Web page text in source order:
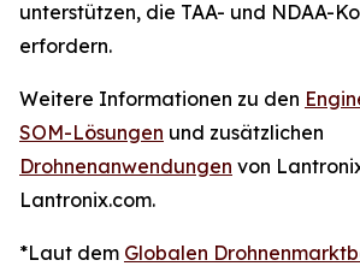
unterstützen, die TAA- und NDAA-
erfordern.
Weitere Informationen zu den
SOM-Lösungen und zusätzlichen
Drohnenanwendungen von
Lantronix.com.
*Laut dem Globalen